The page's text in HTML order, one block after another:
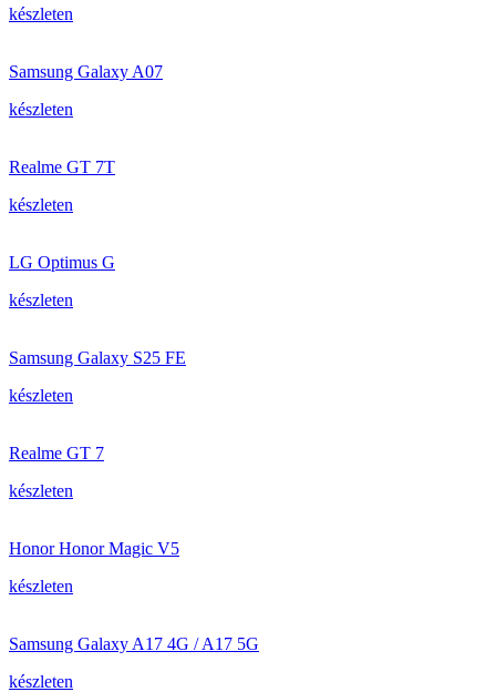
készleten
Samsung Galaxy A07
készleten
Realme GT 7T
készleten
LG Optimus G
készleten
Samsung Galaxy S25 FE
készleten
Realme GT 7
készleten
Honor Honor Magic V5
készleten
Samsung Galaxy A17 4G / A17 5G
készleten